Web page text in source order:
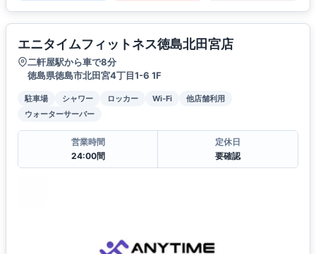
エニタイムフィットネス徳島北田宮店
二軒屋駅から車で8分
徳島県徳島市北田宮4丁目1-6 1F
駐車場 シャワー ロッカー Wi-Fi
他店舗利用
ウォーターサーバー
営業時間
24:00間
定休日
要確認